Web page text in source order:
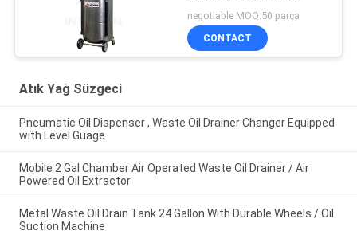
negotiable MOQ:50 parça
CONTACT
Atık Yağ Süzgeci
Pneumatic Oil Dispenser , Waste Oil Drainer Changer Equipped
with Level Guage
Mobile 2 Gal Chamber Air Operated Waste Oil Drainer / Air
Powered Oil Extractor
Metal Waste Oil Drain Tank 24 Gallon With Durable Wheels / Oil
Suction Machine